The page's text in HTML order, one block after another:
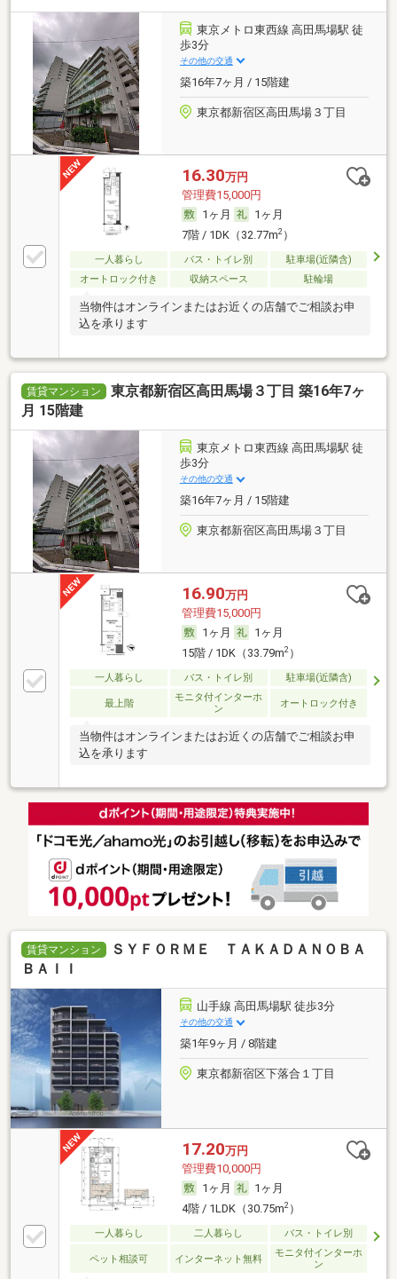
東京メトロ東西線 高田馬場駅 徒
歩3分
その他の交通
築16年7ヶ月 / 15階建
東京都新宿区高田馬場３丁目
16.30万円
管理費15,000円
1ヶ月
1ヶ月
7階 / 1DK（32.77m2）
一人暮らし バス・トイレ別
駐車場(近隣含)
オートロック付き
収納スペース 駐輪場
当物件はオンラインまたはお近くの店舗でご相談お申
込を承ります
賃貸マンション
東京都新宿区高田馬場３丁目 築16年7ヶ
月 15階建
東京メトロ東西線 高田馬場駅 徒
歩3分
その他の交通
築16年7ヶ月 / 15階建
東京都新宿区高田馬場３丁目
16.90万円
管理費15,000円
1ヶ月
1ヶ月
15階 / 1DK（33.79m2）
一人暮らし バス・トイレ別 駐車場(近隣含)
最上階
モニタ付インターホ
ン
オートロック付き
当物件はオンラインまたはお近くの店舗でご相談お申
込を承ります
賃貸マンション
ＳＹＦＯＲＭＥ ＴＡＫＡＤＡＮＯＢＡ
ＢＡＩＩ
山手線 高田馬場駅 徒歩3分
その他の交通
築1年9ヶ月 / 8階建
東京都新宿区下落合１丁目
17.20万円
管理費10,000円
1ヶ月
1ヶ月
4階 / 1LDK（30.75m2）
一人暮らし 二人暮らし バス・トイレ別
ペット相談可 インターネット無料
モニタ付インターホ
ン